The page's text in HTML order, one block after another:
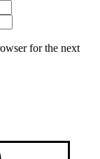
for the next